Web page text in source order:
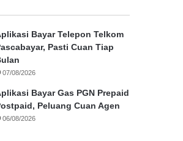
Bayar Telepon Telkom
Pasti Cuan Tiap
07/08/2026
Bayar Gas PGN Prepaid
Peluang Cuan Agen
06/08/2026